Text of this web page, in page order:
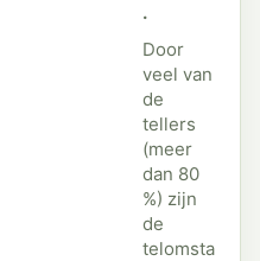
.
Door
veel van
de
tellers
(meer
dan 80
%) zijn
de
telomsta